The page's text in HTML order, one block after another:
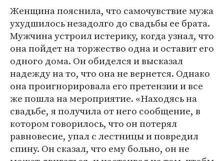
Женщина пояснила, что самочувствие мужа
ухудшилось незадолго до свадьбы ее брата.
Мужчина устроил истерику, когда узнал, что
она пойдет на торжество одна и оставит его
одного дома. Он обиделся и высказал
надежду на то, что она не вернется. Однако
она проигнорировала его претензии и все
же пошла на мероприятие. «Находясь на
свадьбе, я получила от него сообщение, в
котором говорилось, что он потерял
равновесие, упал с лестницы и повредил
спину. Он сказал, что ему больно, он не